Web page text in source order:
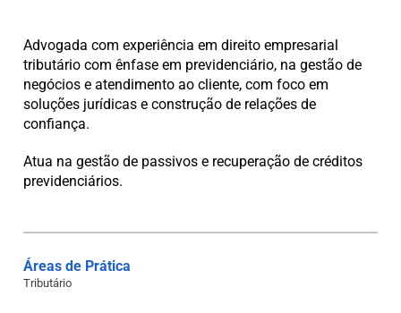
Advogada com experiência em direito empresarial
tributário com ênfase em previdenciário, na gestão de
negócios e atendimento ao cliente, com foco em
soluções jurídicas e construção de relações de
confiança.
Atua na gestão de passivos e recuperação de créditos
previdenciários.
Áreas de Prática
Tributário